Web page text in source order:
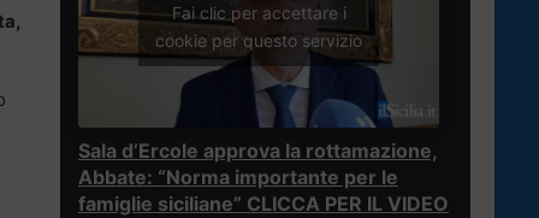
Fai clic per accettare i
cookie per questo servizio
Sala d’Ercole approva la rottamazione,
Abbate: “Norma importante per le
famiglie siciliane” CLICCA PER IL VIDEO